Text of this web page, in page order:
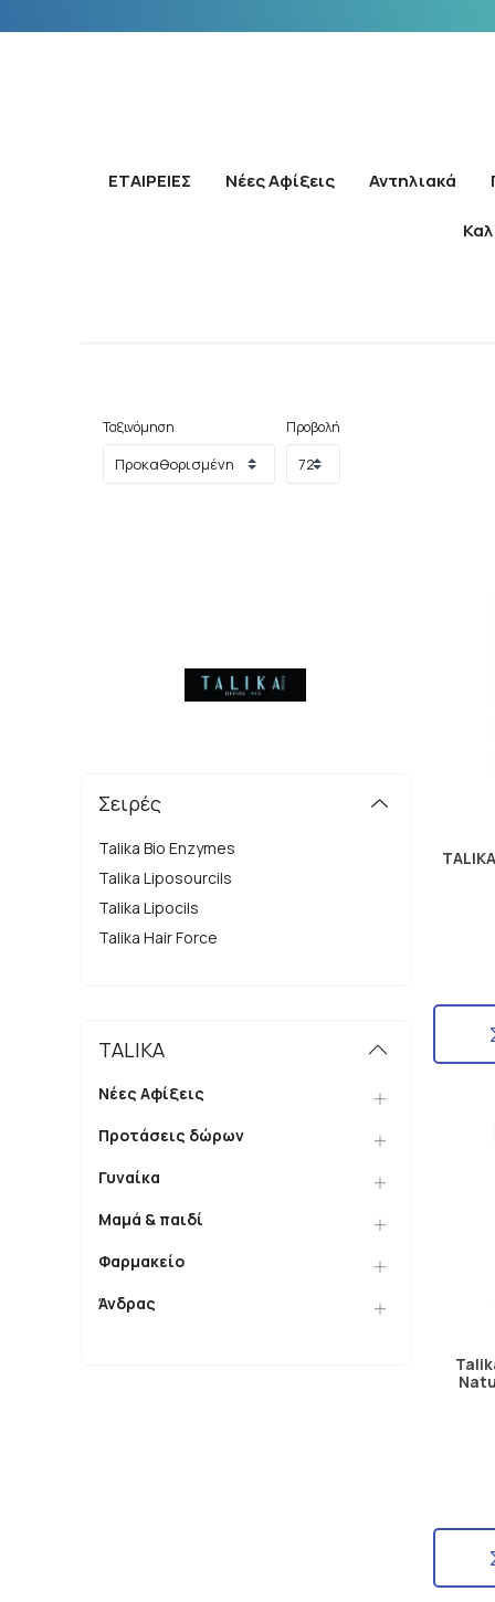
ΕΤΑΙΡΕΙΕΣ Νέες Αφίξεις Αντηλιακά
Ταξινόμηση Προβολή
Σειρές
Talika Bio Enzymes
Talika Liposourcils
Talika Lipocils
Talika Hair Force
TALIKA
Νέες Αφίξεις
Προτάσεις δώρων
Γυναίκα
Μαμά & παιδί
Φαρμακείο
Άνδρας